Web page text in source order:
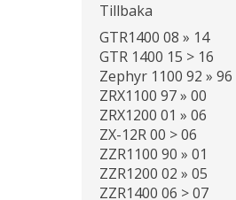
Tillbaka
GTR1400 08 » 14
GTR 1400 15 > 16
Zephyr 1100 92 » 96
ZRX1100 97 » 00
ZRX1200 01 » 06
ZX-12R 00 > 06
ZZR1100 90 » 01
ZZR1200 02 » 05
ZZR1400 06 > 07